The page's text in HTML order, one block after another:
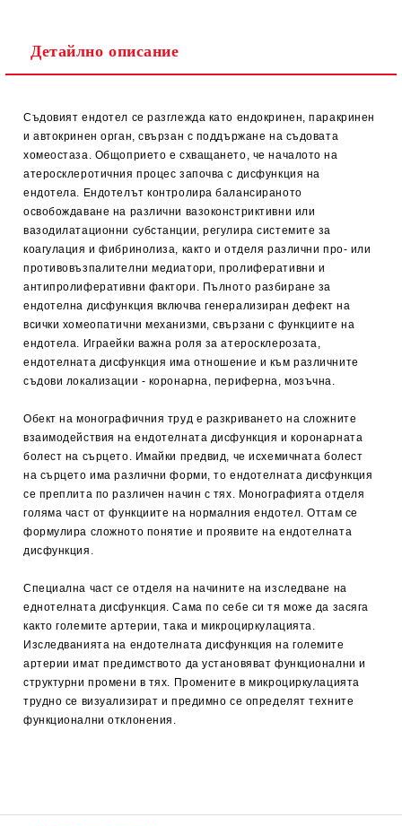
Детайлно описание
Съдовият ендотел се разглежда като ендокринен, паракринен
и автокринен орган, свързан с поддържане на съдовата
хомеостаза. Общоприето е схващането, че началото на
атеросклеротичния процес започва с дисфункция на
ендотела. Ендотелът контролира балансираното
освобождаване на различни вазоконстриктивни или
вазодилатационни субстанции, регулира системите за
коагулация и фибринолиза, както и отделя различни про- или
противовъзпалителни медиатори, пролиферативни и
антипролиферативни фактори. Пълното разбиране за
ендотелна дисфункция включва генерализиран дефект на
всички хомеопатични механизми, свързани с функциите на
ендотела. Играейки важна роля за атеросклерозата,
ендотелната дисфункция има отношение и към различните
съдови локализации - коронарна, периферна, мозъчна.
Обект на монографичния труд е разкриването на сложните
взаимодействия на ендотелната дисфункция и коронарната
болест на сърцето. Имайки предвид, че исхемичната болест
на сърцето има различни форми, то ендотелната дисфункция
се преплита по различен начин с тях. Монографията отделя
голяма част от функциите на нормалния ендотел. Оттам се
формулира сложното понятие и проявите на ендотелната
дисфункция.
Специална част се отделя на начините на изследване на
еднотелната дисфункция. Сама по себе си тя може да засяга
както големите артерии, така и микроциркулацията.
Изследванията на ендотелната дисфункция на големите
артерии имат предимството да установяват функционални и
структурни промени в тях. Промените в микроциркулацията
трудно се визуализират и предимно се определят техните
функционални отклонения.